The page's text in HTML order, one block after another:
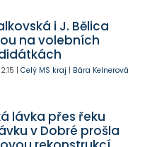
i J. Bělica
na volebních
| Celý MS kraj | Bára Kelnerová
lávka přes řeku
v Dobré prošla